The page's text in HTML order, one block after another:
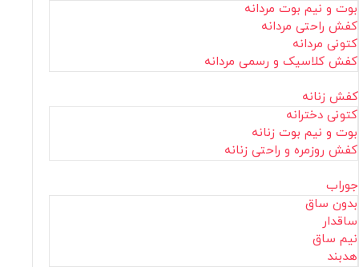
بوت و نیم بوت مردانه
کفش راحتی مردانه
کتونی مردانه
کفش کلاسیک و رسمی مردانه
کفش زنانه
کتونی دخترانه
بوت و نیم بوت زنانه
کفش روزمره و راحتی زنانه
جوراب
بدون ساق
ساقدار
نیم ساق
هدبند